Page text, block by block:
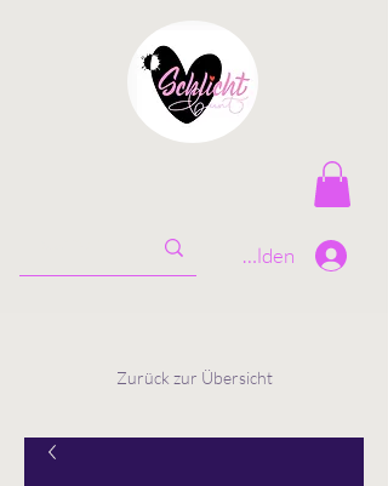
Anmelden
Zurück zur Übersicht